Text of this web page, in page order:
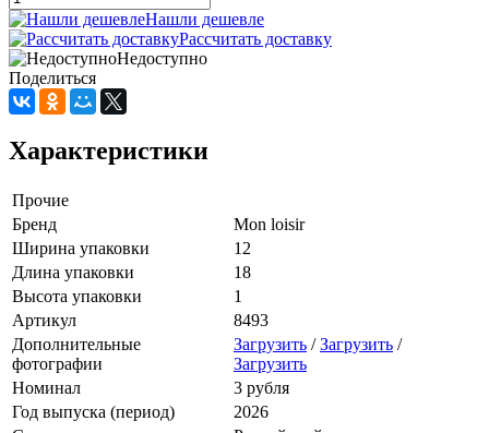
Нашли дешевле
Рассчитать доставку
Недоступно
Поделиться
Характеристики
Прочие
Бренд
Mon loisir
Ширина упаковки
12
Длина упаковки
18
Высота упаковки
1
Артикул
8493
Дополнительные
фотографии
Загрузить /Загрузить /
Загрузить
Номинал
3 рубля
Год выпуска (период)
2026